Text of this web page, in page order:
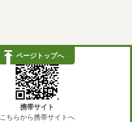
ページトップへ
携帯サイト
こちらから携帯サイトへ